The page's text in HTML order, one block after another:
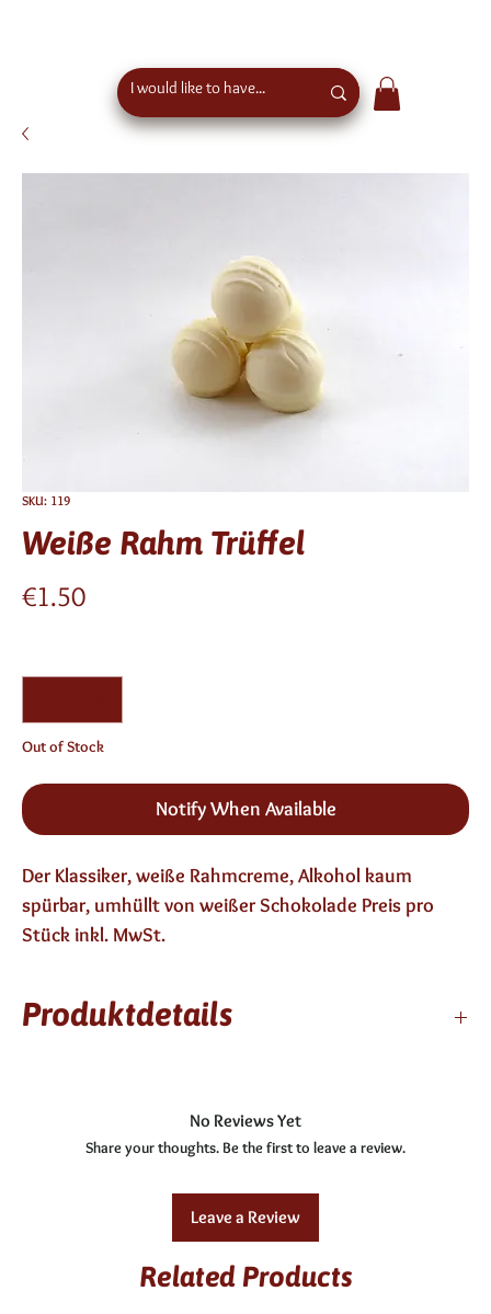
SKU: 119
Weiße Rahm Trüffel
€1.50Price
Out of Stock
Notify When Available
Der Klassiker, weiße Rahmcreme, Alkohol kaum
spürbar, umhüllt von weißer Schokolade Preis pro
Stück inkl. MwSt.
Produktdetails
Zutaten: Obers, Dotter, pasteurisiert, Butter, weiße
Kuvertüre, Kirschwasser 60 %
No Reviews Yet
Share your thoughts. Be the first to leave a review.
Leave a Review
Related Products